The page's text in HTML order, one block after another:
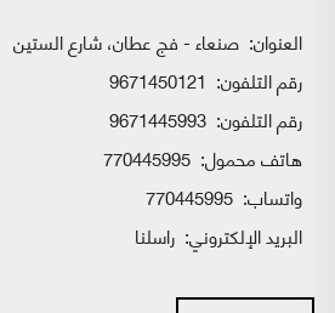
العنوان: صنعاء - فج عطان، شارع الستين
رقم التلفون: 9671450121
رقم التلفون: 9671445993
هاتف محمول: 770445995
واتساب:
البريد الإلكتروني: راسلنا